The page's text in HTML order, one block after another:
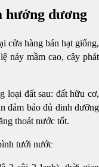
hướng dương
cửa hàng bán hạt giống,
nảy mầm cao, cây phát
loại đất sau: đất hữu cơ,
đảm bảo đủ dinh dưỡng
thoát nước tốt.
tưới nước